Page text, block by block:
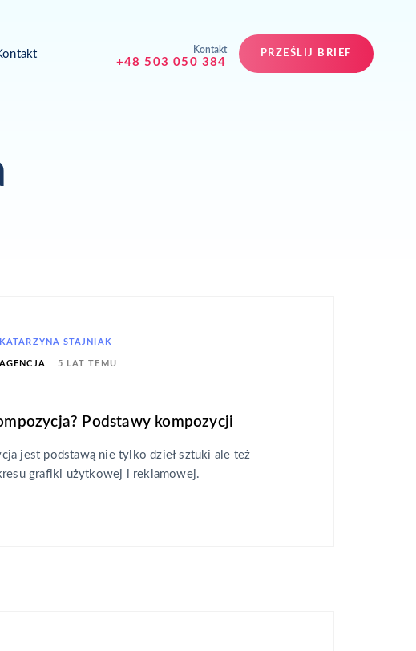
Kontakt
+48 503 050 384
PRZEŚLIJ BRIEF
KATARZYNA STAJNIAK
AGENCJA 5 LAT TEMU
Podstawy kompozycji
jest podstawą nie tylko dzieł sztuki ale też
grafiki użytkowej i reklamowej.